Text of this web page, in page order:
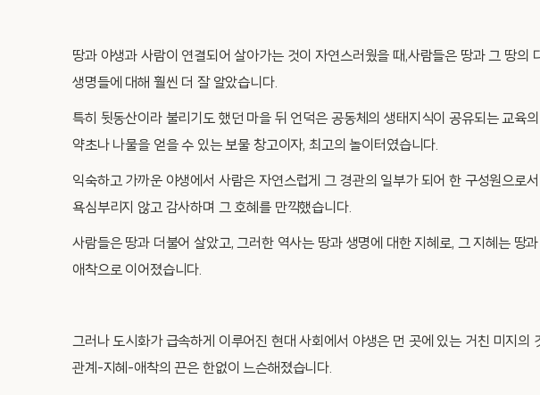
땅과 야생과 사람이 연결되어 살아가는 것이 자연스러웠을 때,사람들은 땅과 그 땅의
생명들에 대해 훨씬 더 잘 알았습니다.
특히 뒷동산이라 불리기도 했던 마을 뒤 언덕은 공동체의 생태지식이 공유되는 교육
약초나 나물을 얻을 수 있는 보물 창고이자, 최고의 놀이터였습니다.
익숙하고 가까운 야생에서 사람은 자연스럽게 그 경관의 일부가 되어 한 구성원으로
욕심부리지 않고 감사하며 그 호혜를 만끽했습니다.
사람들은 땅과 더불어 살았고, 그러한 역사는 땅과 생명에 대한 지혜로, 그 지혜는 땅
애착으로 이어졌습니다.
그러나 도시화가 급속하게 이루어진 현대 사회에서 야생은 먼 곳에 있는 거친 미지의
관계-지혜-애착의 끈은 한없이 느슨해졌습니다.